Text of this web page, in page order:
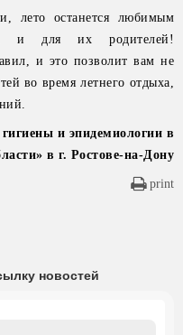
лето останется любимым
и для их родителей!
и это позволит вам не
во время летнего отдыха,
и эпидемиологии в
в г. Ростове-на-Дону
print
новостей